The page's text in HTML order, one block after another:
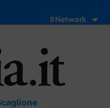
Il Network